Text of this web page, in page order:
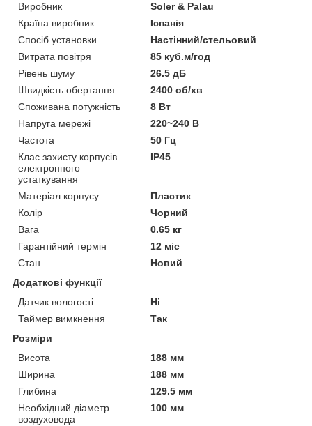
Виробник
Soler & Palau
Країна виробник
Іспанія
Спосіб установки
Настінний/стельовий
Витрата повітря
85 куб.м/год
Рівень шуму
26.5 дБ
Швидкість обертання
2400 об/хв
Споживана потужність
8 Вт
Напруга мережі
220~240 В
Частота
50 Гц
Клас захисту корпусів
електронного
устаткування
IP45
Матеріал корпусу
Пластик
Колір
Чорний
Вага
0.65 кг
Гарантійний термін
12 міс
Стан
Новий
Додаткові функції
Датчик вологості
Ні
Таймер вимкнення
Так
Розміри
Висота
188 мм
Ширина
188 мм
Глибина
129.5 мм
Необхідний діаметр
воздуховода
100 мм